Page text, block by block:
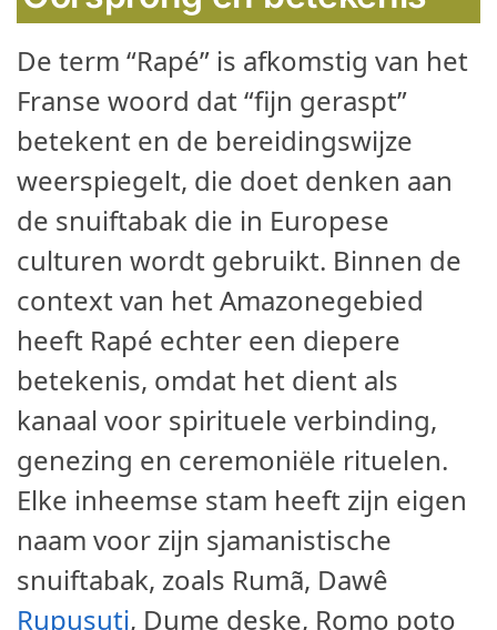
De term “Rapé” is afkomstig van het
Franse woord dat “fijn geraspt”
betekent en de bereidingswijze
weerspiegelt, die doet denken aan
de snuiftabak die in Europese
culturen wordt gebruikt. Binnen de
context van het Amazonegebied
heeft Rapé echter een diepere
betekenis, omdat het dient als
kanaal voor spirituele verbinding,
genezing en ceremoniële rituelen.
Elke inheemse stam heeft zijn eigen
naam voor zijn sjamanistische
snuiftabak, zoals Rumã, Dawê
Rupusuti, Dume deske, Romo poto